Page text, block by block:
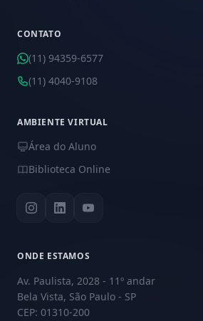
CONTATO
(11) 94359-6577
(11) 4040-9108
AMBIENTE VIRTUAL
Área do Aluno
Biblioteca Online
ONDE ESTAMOS
Av. Paulista, 2028 - 11º andar
Bela Vista, São Paulo - SP
CEP: 01310-200